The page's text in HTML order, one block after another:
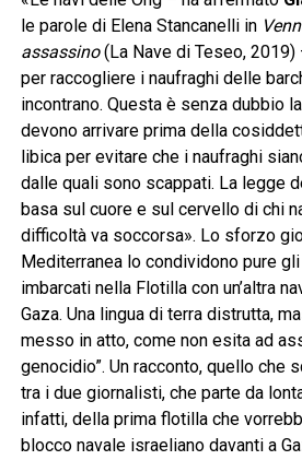
le parole di Elena Stancanelli in
assassino(La Nave di Teseo, 2019)
per raccogliere i naufraghi delle
incontrano. Questa è senza dubbio
devono arrivare prima della
libica per evitare che i naufraghi
dalle quali sono scappati. La legge
basa sul cuore e sul cervello di chi
difficoltà va soccorsa». Lo sforzo
Mediterranea lo condividono pure
imbarcati nella Flotilla con un’altra
Gaza. Una lingua di terra distrutta,
messo in atto, come non esita ad
genocidio”. Un racconto, quello che
tra i due giornalisti, che parte da
infatti, della prima flotilla che
blocco navale israeliano davanti a